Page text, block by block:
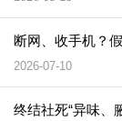
断网、收手机？
2026-07-10
终结社死“异味、